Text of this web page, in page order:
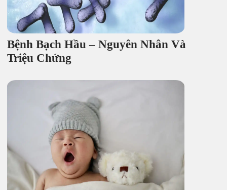
Bệnh Bạch Hầu – Nguyên Nhân Và
Triệu Chứng